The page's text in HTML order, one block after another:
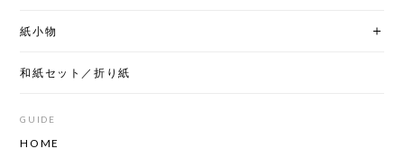
紙小物
和紙セット／折り紙
GUIDE
HOME